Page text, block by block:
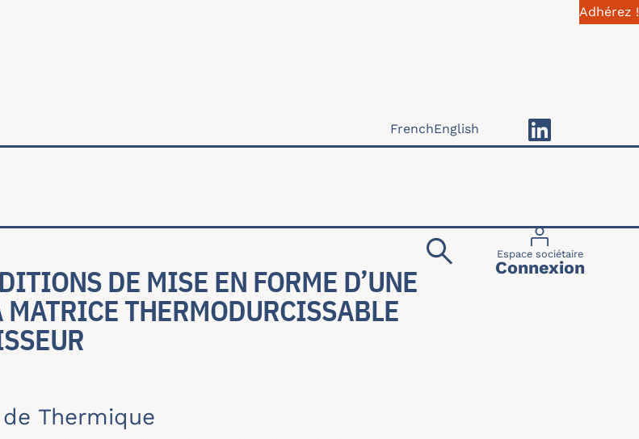
Adhérez !
Menu du
Espace sociétaire
Connexion
FrenchEnglish
DE MISE EN FORME D’UNE
THERMODURCISSABLE
Thermique